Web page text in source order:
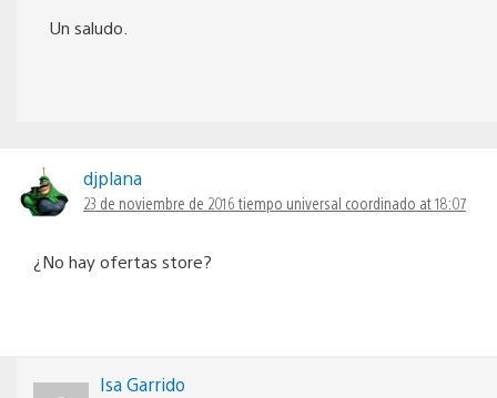
Un saludo.
djplana
23 de noviembre de 2016 tiempo universal coordinado at 18:07
¿No hay ofertas store?
Isa Garrido